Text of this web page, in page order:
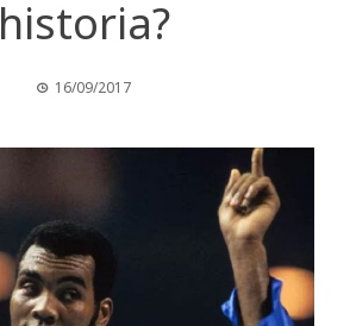
historia?
16/09/2017